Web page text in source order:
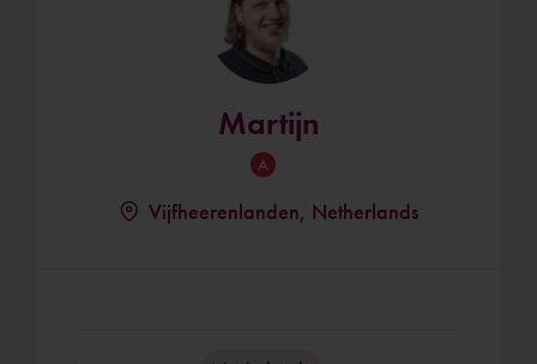
Martijn
Vijfheerenlanden, Netherlands